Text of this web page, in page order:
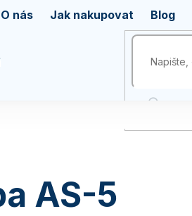
O nás Jak nakupovat Blog
AS-5